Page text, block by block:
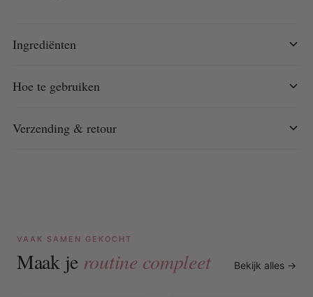
Ingrediënten
Hoe te gebruiken
Verzending & retour
VAAK SAMEN GEKOCHT
Maak je routine compleet Bekijk alles →